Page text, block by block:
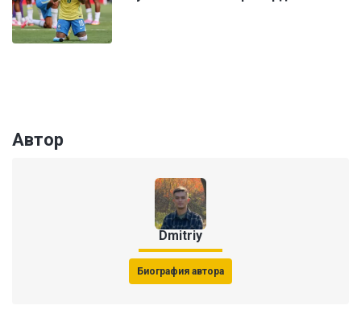
Автор
Dmitriy
Биография автора